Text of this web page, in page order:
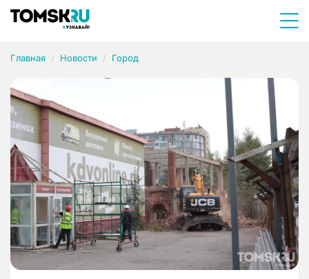
Главная Новости Город